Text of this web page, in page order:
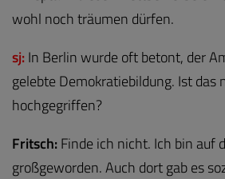
wohl noch träumen dürfen.
sj:In Berlin wurde oft betont, der
gelebte Demokratiebildung. Ist das
hochgegriffen?
Fritsch:Finde ich nicht. Ich bin auf
großgeworden. Auch dort gab es